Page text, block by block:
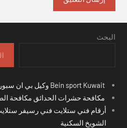
البحث
مكافحة حشرات الحدائق مكافحة
أرقام فني ستلايت فني رسيفر
الشويخ السكنية